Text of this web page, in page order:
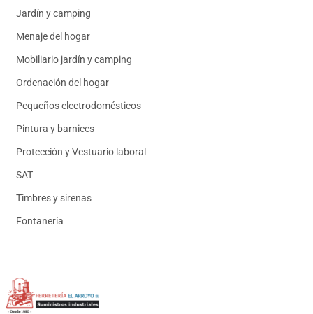
Jardín y camping
Menaje del hogar
Mobiliario jardín y camping
Ordenación del hogar
Pequeños electrodomésticos
Pintura y barnices
Protección y Vestuario laboral
SAT
Timbres y sirenas
Fontanería